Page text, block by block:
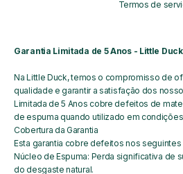
Termos de
Garantia Limitada de 5 Anos - Little Duck
Na Little Duck, temos o compromisso de
qualidade e garantir a satisfação dos
Limitada de 5 Anos cobre defeitos de
de espuma quando utilizado em
Cobertura da Garantia
Esta garantia cobre defeitos nos
Núcleo de Espuma: Perda significativa de
do desgaste natural.